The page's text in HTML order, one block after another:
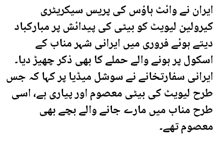
ایران نے وائٹ ہاؤس کی پریس سیکریٹری
کیرولین لیویٹ کو بیٹی کی پیدائش پر مبارکباد
دیتے ہوئے فروری میں ایرانی شہر مناب کے
اسکول پر ہونے والے حملے کا بھی ذکر چھیڑ دیا۔
ایرانی سفارتخانے نے سوشل میڈیا پر کہا کہ جس
طرح لیویٹ کی بیٹی معصوم اور پیاری ہے، اسی
طرح مناب میں مارے جانے والے بچے بھی
معصوم تھے۔